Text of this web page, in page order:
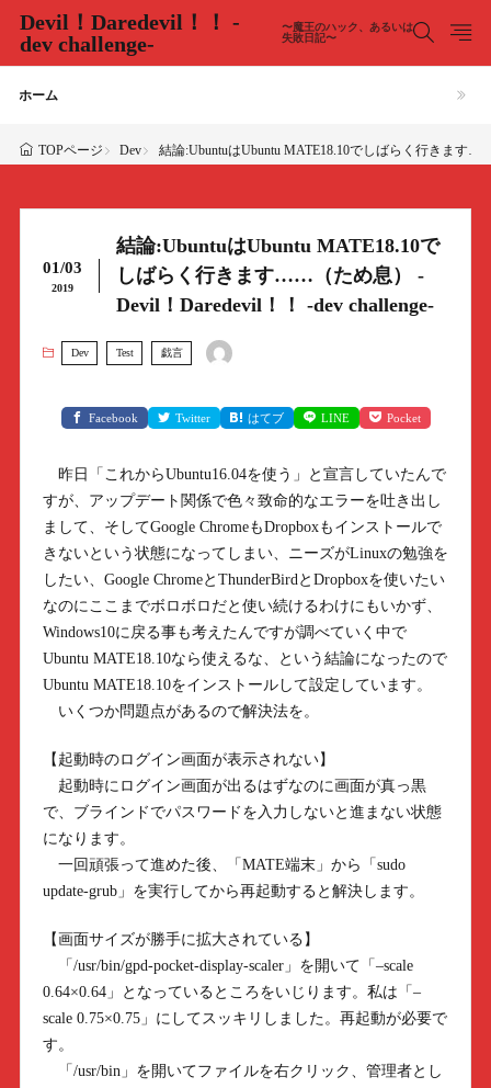
Devil！Daredevil！！ -
dev challenge-
〜魔王のハック、あるいは
失敗日記〜
ホーム
TOPページ Dev 結論:UbuntuはUbuntu MATE18.10でしばらく行きます
01/03
2019
結論:UbuntuはUbuntu MATE18.10で
しばらく行きます……（ため息） -
Devil！Daredevil！！ -dev challenge-
Dev Test 戯言
Facebook Twitter はてブ LINE Pocket
昨日「これからUbuntu16.04を使う」と宣言していたんで
すが、アップデート関係で色々致命的なエラーを吐き出し
まして、そしてGoogle ChromeもDropboxもインストールで
きないという状態になってしまい、ニーズがLinuxの勉強を
したい、Google ChromeとThunderBirdとDropboxを使いたい
なのにここまでボロボロだと使い続けるわけにもいかず、
Windows10に戻る事も考えたんですが調べていく中で
Ubuntu MATE18.10なら使えるな、という結論になったので
Ubuntu MATE18.10をインストールして設定しています。
いくつか問題点があるので解決法を。
【起動時のログイン画面が表示されない】
起動時にログイン画面が出るはずなのに画面が真っ黒
で、ブラインドでパスワードを入力しないと進まない状態
になります。
一回頑張って進めた後、「MATE端末」から「sudo
update-grub」を実行してから再起動すると解決します。
【画面サイズが勝手に拡大されている】
「/usr/bin/gpd-pocket-display-scaler」を開いて「–scale
0.64×0.64」となっているところをいじります。私は「–
scale 0.75×0.75」にしてスッキリしました。再起動が必要で
す。
「/usr/bin」を開いてファイルを右クリック、管理者とし